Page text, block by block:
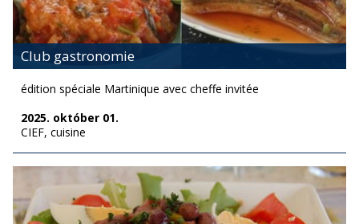
Club gastronomie
édition spéciale Martinique avec cheffe invitée
2025. október 01.
CIEF, cuisine